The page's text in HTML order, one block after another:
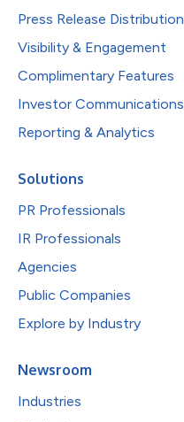
Press Release Distribution
Visibility & Engagement
Complimentary Features
Investor Communications
Reporting & Analytics
Solutions
PR Professionals
IR Professionals
Agencies
Public Companies
Explore by Industry
Newsroom
Industries